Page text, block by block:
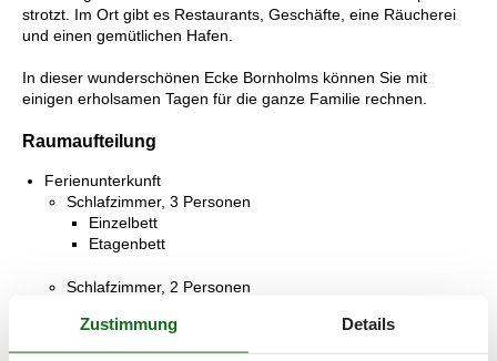
strotzt. Im Ort gibt es Restaurants, Geschäfte, eine Räucherei
und einen gemütlichen Hafen.
In dieser wunderschönen Ecke Bornholms können Sie mit
einigen erholsamen Tagen für die ganze Familie rechnen.
Raumaufteilung
Ferienunterkunft
Schlafzimmer, 3 Personen
Einzelbett
Etagenbett
Schlafzimmer, 2 Personen
Badezimmer
Zustimmung Details